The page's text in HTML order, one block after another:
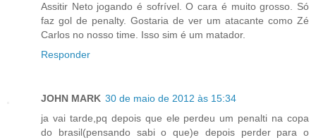
Assitir Neto jogando é sofrível. O cara é muito grosso. Só
faz gol de penalty. Gostaria de ver um atacante como Zé
Carlos no nosso time. Isso sim é um matador.
Responder
JOHN MARK 30 de maio de 2012 às 15:34
ja vai tarde,pq depois que ele perdeu um penalti na copa
do brasil(pensando sabi o que)e depois perder para o